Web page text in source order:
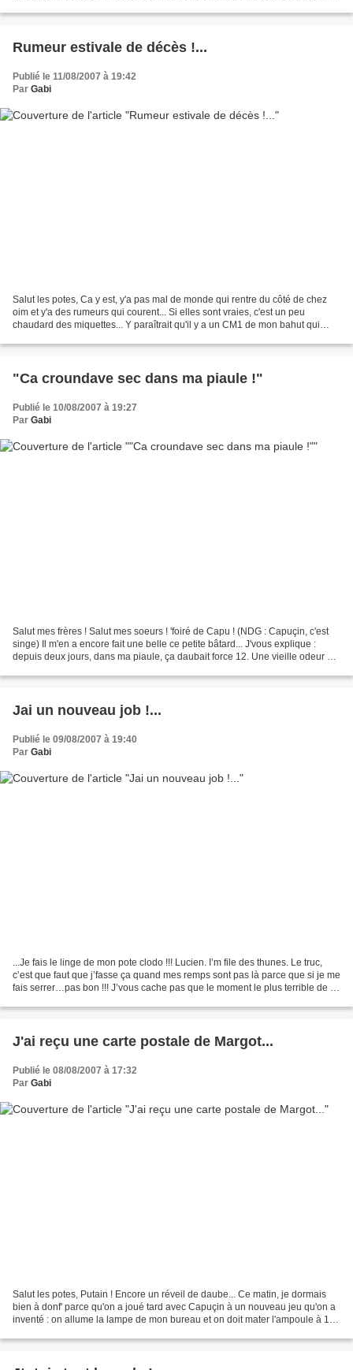
Rumeur estivale de décès !...
Publié le 11/08/2007 à 19:42
Par Gabi
Salut les potes, Ca y est, y'a pas mal de monde qui rentre du côté de chez
oim et y'a des rumeurs qui courent... Si elles sont vraies, c'est un peu
chaudard des miquettes... Y paraîtrait qu'il y a un CM1 de mon bahut qui
"Ca croundave sec dans ma piaule !"
Publié le 10/08/2007 à 19:27
Par Gabi
Salut mes frères ! Salut mes soeurs ! 'foiré de Capu ! (NDG : Capuçin, c'est
singe) Il m'en a encore fait une belle ce petite bâtard... J'vous explique :
depuis deux jours, dans ma piaule, ça daubait force 12. Une vieille odeur de
Jai un nouveau job !...
Publié le 09/08/2007 à 19:40
Par Gabi
...Je fais le linge de mon pote clodo !!! Lucien. I’m file des thunes. Le truc,
c’est que faut que j’fasse ça quand mes remps sont pas là parce que si je me
fais serrer…pas bon !!! J’vous cache pas que le moment le plus terrible de ce
J'ai reçu une carte postale de Margot...
Publié le 08/08/2007 à 17:32
Par Gabi
Salut les potes, Putain ! Encore un réveil de daube... Ce matin, je dormais
bien à donf' parce qu'on a joué tard avec Capuçin à un nouveau jeu qu'on a
inventé : on allume la lampe de mon bureau et on doit mater l'ampoule à 10